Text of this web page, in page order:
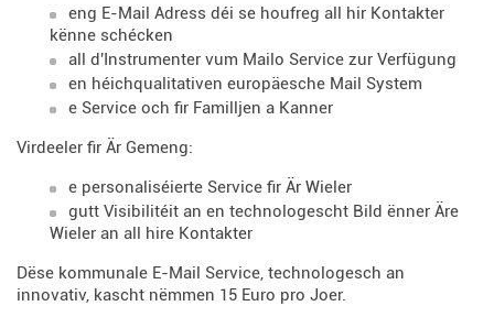
eng E-Mail Adress déi se houfreg all hir Kontakter
kënne schécken
all d'Instrumenter vum Mailo Service zur Verfügung
en héichqualitativen europäesche Mail System
e Service och fir Familljen a Kanner
Virdeeler fir Är Gemeng:
e personaliséierte Service fir Är Wieler
gutt Visibilitéit an en technologescht Bild ënner Äre
Wieler an all hire Kontakter
Dëse kommunale E-Mail Service, technologesch an
innovativ, kascht nëmmen 15 Euro pro Joer.